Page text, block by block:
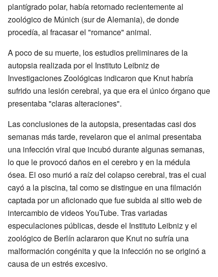
plantígrado polar, había retornado recientemente al
zoológico de Múnich (sur de Alemania), de donde
procedía, al fracasar el "romance" animal.
A poco de su muerte, los estudios preliminares de la
autopsia realizada por el Instituto Leibniz de
Investigaciones Zoológicas indicaron que Knut habría
sufrido una lesión cerebral, ya que era el único órgano que
presentaba "claras alteraciones".
Las conclusiones de la autopsia, presentadas casi dos
semanas más tarde, revelaron que el animal presentaba
una infección viral que incubó durante algunas semanas,
lo que le provocó daños en el cerebro y en la médula
ósea. El oso murió a raíz del colapso cerebral, tras el cual
cayó a la piscina, tal como se distingue en una filmación
captada por un aficionado que fue subida al sitio web de
intercambio de videos YouTube. Tras variadas
especulaciones públicas, desde el Instituto Leibniz y el
zoológico de Berlín aclararon que Knut no sufría una
malformación congénita y que la infección no se originó a
causa de un estrés excesivo.